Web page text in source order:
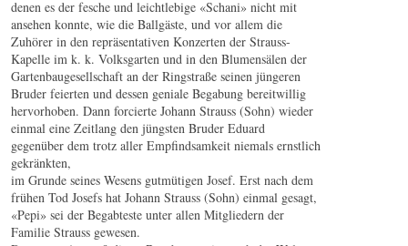
denen es der fesche und leichtlebige «Schani» nicht mit
ansehen konnte, wie die Ballgäste, und vor allem die
Zuhörer in den repräsentativen Konzerten der Strauss-
Kapelle im k. k. Volksgarten und in den Blumensälen der
Gartenbaugesellschaft an der Ringstraße seinen jüngeren
Bruder feierten und dessen geniale Begabung bereitwillig
hervorhoben. Dann forcierte Johann Strauss (Sohn) wieder
einmal eine Zeitlang den jüngsten Bruder Eduard
gegenüber dem trotz aller Empfindsamkeit niemals ernstlich
gekränkten,
im Grunde seines Wesens gutmütigen Josef. Erst nach dem
frühen Tod Josefs hat Johann Strauss (Sohn) einmal gesagt,
«Pepi» sei der Begabteste unter allen Mitgliedern der
Familie Strauss gewesen.